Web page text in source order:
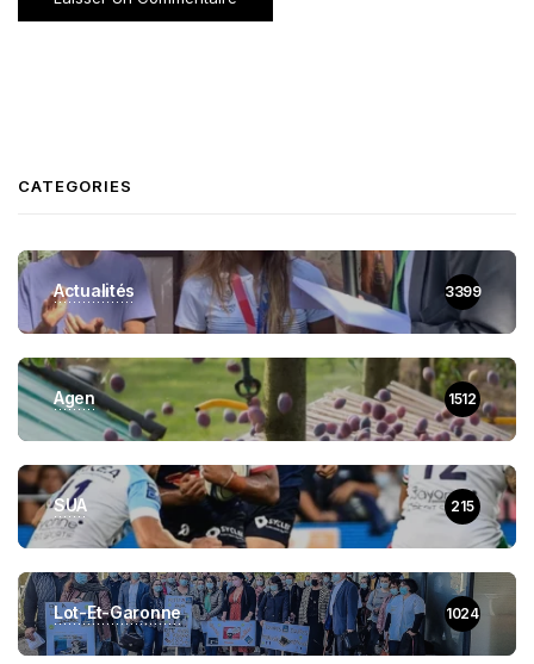
CATEGORIES
Actualités 3399
Agen 1512
SUA 215
Lot-Et-Garonne 1024